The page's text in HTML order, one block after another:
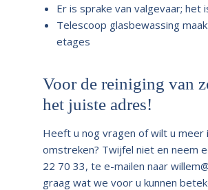
Er is sprake van valgevaar; het
Telescoop glasbewassing
etages
Voor de reiniging van
het juiste adres!
Heeft u nog vragen of wilt u meer
omstreken? Twijfel niet en neem
22 70 33, te e-mailen naar
graag wat we voor u kunnen